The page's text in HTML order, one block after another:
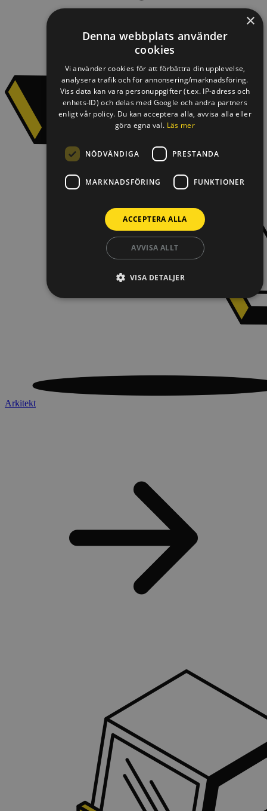
Arkitekt
×
Denna webbplats använder
cookies
Vi använder cookies för att förbättra din upplevelse,
analysera trafik och för annonsering/marknadsföring.
Viss data kan vara personuppgifter (t.ex. IP-adress och
enhets-ID) och delas med Google och andra partners
enligt vår policy. Du kan acceptera alla, avvisa alla eller
göra egna val. Läs mer
NÖDVÄNDIGA PRESTANDA
MARKNADSFÖRING FUNKTIONER
ACCEPTERA ALLA
AVVISA ALLT
VISA DETALJER